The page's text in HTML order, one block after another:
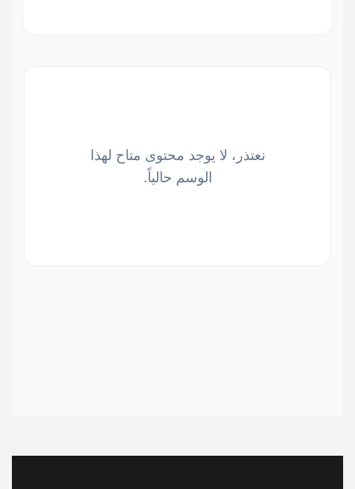
نعتذر، لا يوجد محتوى متاح لهذا
الوسم حالياً.